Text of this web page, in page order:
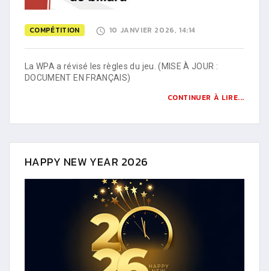
COMPÉTITION 10 JANVIER 2026, 14:14
La WPA a révisé les règles du jeu. (MISE À JOUR :
DOCUMENT EN FRANÇAIS)
CONTINUER À LIRE...
HAPPY NEW YEAR 2026